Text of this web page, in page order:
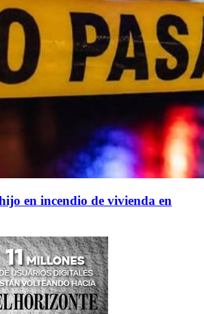
en incendio de vivienda en